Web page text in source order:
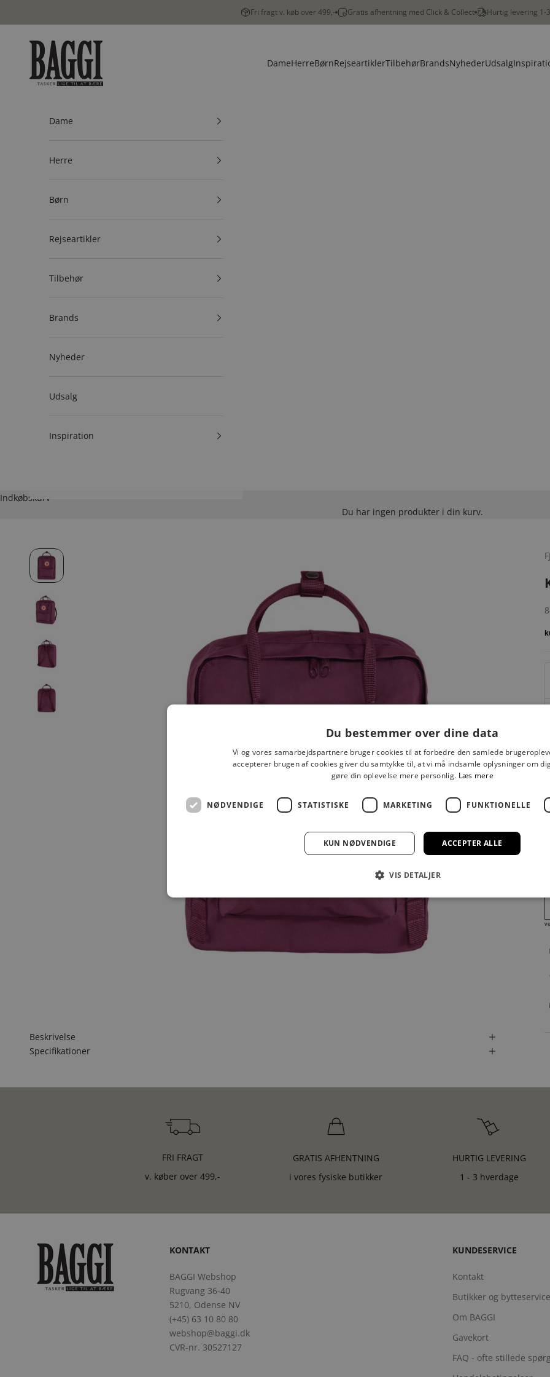
Fri fragt v. køb over 499,- Gratis afhentning med Click & Collect Hurtig levering 1-
BAGGI
DameHerreBørnRejseartiklerTilbehørBrandsNyhederUdsalg
Dame
Herre
Børn
Rejseartikler
Tilbehør
Brands
Nyheder
Udsalg
Inspiration
Indkøbskurv
Du har ingen produkter i din kurv.
Beskrivelse
Specifikationer
FRI FRAGT
v. køber over 499,-
GRATIS AFHENTNING
i vores fysiske butikker
HURTIG LEVERING
1 - 3 hverdage
KONTAKT
BAGGI Webshop
Rugvang 36-40
5210, Odense NV
(+45) 63 10 80 80
webshop@baggi.dk
CVR-nr. 30527127
KUNDESERVICE
Kontakt
Butikker og bytteservice
Om BAGGI
Gavekort
FAQ - ofte stillede
Du bestemmer over dine data
Vi og vores samarbejdspartnere bruger cookies til at forbedre den samlede
accepterer brugen af cookies giver du samtykke til, at vi må indsamle oplysninger om
gøre din oplevelse mere personlig. Læs mere
NØDVENDIGE STATISTISKE MARKETING FUNKTIONELLE
ACCEPTER ALLE
KUN NØDVENDIGE
VIS DETALJER